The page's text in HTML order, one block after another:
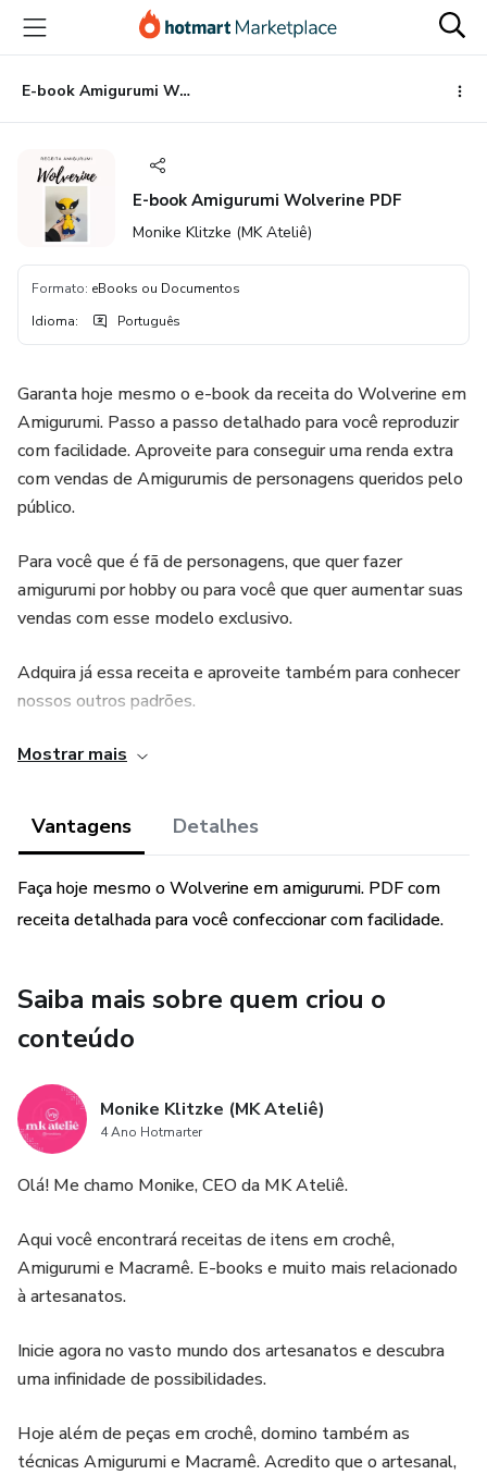
para
conteúdo
principal
para
pagamento
para
rodapé
E-book Amigurumi Wolverine PDF
E-book Amigurumi Wolverine PDF
Monike Klitzke (MK Ateliê)
Formato: eBooks ou Documentos
Idioma: Português
Garanta hoje mesmo o e-book da receita do Wolverine em
Amigurumi. Passo a passo detalhado para você reproduzir
com facilidade. Aproveite para conseguir uma renda extra
com vendas de Amigurumis de personagens queridos pelo
público.
Para você que é fã de personagens, que quer fazer
amigurumi por hobby ou para você que quer aumentar suas
vendas com esse modelo exclusivo.
Adquira já essa receita e aproveite também para conhecer
nossos outros padrões.
Para confeccionar o Wolverine você precisará ter
MK Ateliê
Mostrar mais
Vantagens Detalhes
Faça hoje mesmo o Wolverine em amigurumi. PDF com
receita detalhada para você confeccionar com facilidade.
Saiba mais sobre quem criou o
conteúdo
Monike Klitzke (MK Ateliê)
4 Ano Hotmarter
Olá! Me chamo Monike, CEO da MK Ateliê.
Aqui você encontrará receitas de itens em crochê,
Amigurumi e Macramê. E-books e muito mais relacionado
à artesanatos.
Inicie agora no vasto mundo dos artesanatos e descubra
uma infinidade de possibilidades.
Hoje além de peças em crochê, domino também as
técnicas Amigurumi e Macramê. Acredito que o artesanal,